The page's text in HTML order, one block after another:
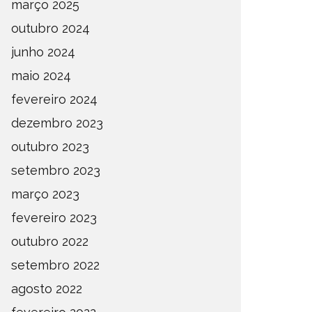
março 2025
outubro 2024
junho 2024
maio 2024
fevereiro 2024
dezembro 2023
outubro 2023
setembro 2023
março 2023
fevereiro 2023
outubro 2022
setembro 2022
agosto 2022